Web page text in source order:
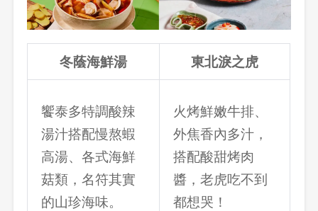
冬蔭海鮮湯 東北淚之虎
饗泰多特調酸辣
湯汁搭配慢熬蝦
高湯、各式海鮮
菇類，名符其實
的山珍海味。
火烤鮮嫩牛排、
外焦香內多汁，
搭配酸甜烤肉
醬，老虎吃不到
都想哭！